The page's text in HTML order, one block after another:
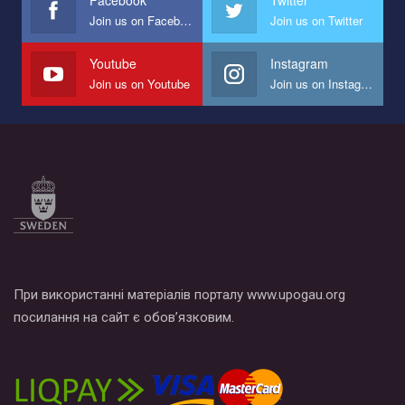
Мы просим вас поддержать нас и помочь нам реализовать
наш план по борьбе с насилием и дискриминацией на почве
СОГИ в Украине.
Все, что вам нужно сделать - это зайти на наш канал YouTube
Join us on Facebook Join us on Twitter
Youtube
Join us on Youtube
Instagram
Join us on Instagram
При використанні матеріалів порталу www.upogau.org
посилання на сайт є обов’язковим.